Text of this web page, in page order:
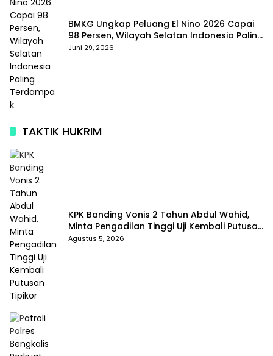
BMKG Ungkap Peluang El Nino 2026 Capai
98 Persen, Wilayah Selatan Indonesia Paling
Terdampak
Juni 29, 2026
TAKTIK HUKRIM
KPK Banding Vonis 2 Tahun Abdul Wahid,
Minta Pengadilan Tinggi Uji Kembali Putusan
Tipikor
Agustus 5, 2026